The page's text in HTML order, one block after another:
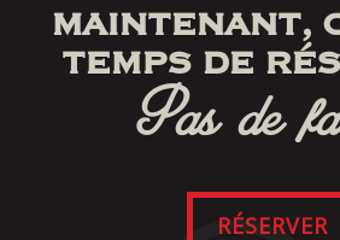
Réservez en
Commande en
Livraison
MAINTENANT,
TEMPS DE
Pas de
RÉSERVER